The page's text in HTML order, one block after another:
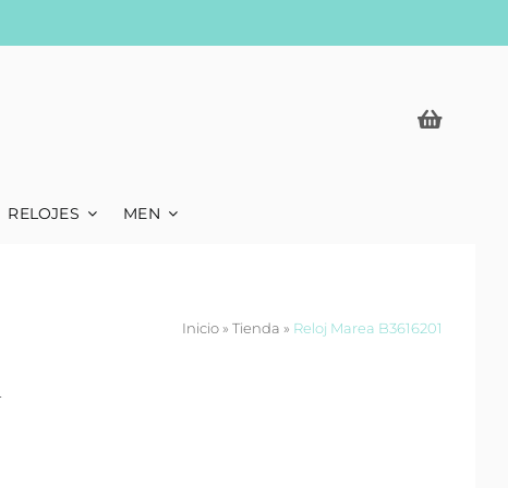
RELOJES MEN
Inicio» Tienda » Reloj Marea B3616201